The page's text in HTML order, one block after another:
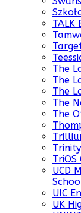
TALK
The
The
The
The
The
TriOS
UCD
UIC
UK